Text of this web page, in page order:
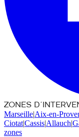
ZONES
Marseille|Aix-en-
Ciotat|Cassis|Allauch|
zones